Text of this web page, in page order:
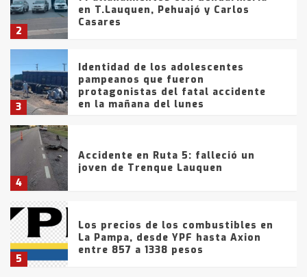
2
en T.Lauquen, Pehuajó y Carlos
Casares
3
Identidad de los adolescentes
pampeanos que fueron
protagonistas del fatal accidente
en la mañana del lunes
4
Accidente en Ruta 5: falleció un
joven de Trenque Lauquen
5
Los precios de los combustibles en
La Pampa, desde YPF hasta Axion
entre 857 a 1338 pesos